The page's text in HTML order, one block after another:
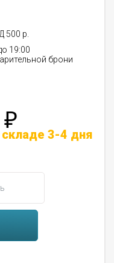
500 р.
19:00
брони
₽
3-4 дня